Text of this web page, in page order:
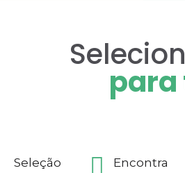
para
Seleção
Encontra